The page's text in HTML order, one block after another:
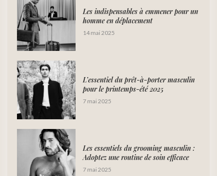
Les indispensables à emmener pour un
homme en déplacement
14 mai 2025
L’essentiel du prêt-à-porter masculin
pour le printemps-été 2025
7 mai 2025
Les essentiels du grooming masculin :
Adoptez une routine de soin efficace
7 mai 2025